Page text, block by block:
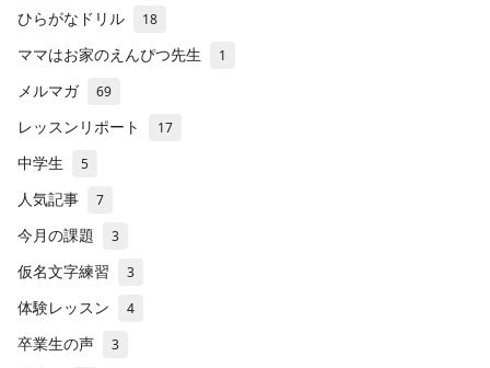
ひらがなドリル 18
ママはお家のえんぴつ先生 1
メルマガ 69
レッスンリポート 17
中学生 5
人気記事 7
今月の課題 3
仮名文字練習 3
体験レッスン 4
卒業生の声 3